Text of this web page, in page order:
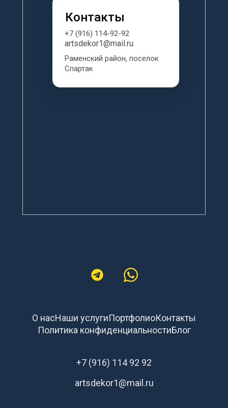
Контакты
+7 (916) 114-92-92
Раменский район, поселок
Спартак
artsdekor1@mail.ru
О насНаши услугиПортфолиоКонтакты
Политика конфиденциальностиБлог
+7 (916) 114 92 92
artsdekor1@mail.ru